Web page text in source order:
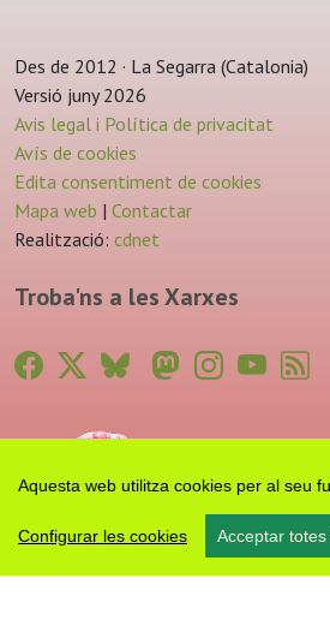
Aquesta web utilitza cookies per al seu
Configurar les cookies Acceptar
Des de 2012 · La Segarra (Catalonia)
Versió juny 2026
Avis legal i Política de privacitat
Avís de cookies
Edita consentiment de cookies
Mapa web | Contactar
Realització: cdnet
Troba'ns a les Xarxes